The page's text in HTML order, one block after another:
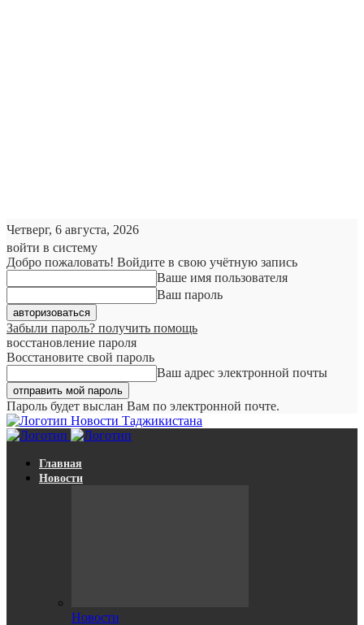
Четверг, 6 августа, 2026
войти в систему
Добро пожаловать! Войдите в свою учётную запись
Ваше имя пользователя
Ваш пароль
Забыли пароль? получить помощь
восстановление пароля
Восстановите свой пароль
Ваш адрес электронной почты
Пароль будет выслан Вам по электронной почте.
Новости Таджикистана
Главная
Новости
Новости